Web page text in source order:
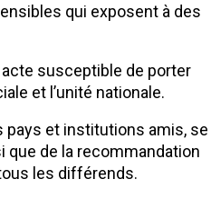
qui exposent à des
susceptible de porter
et l’unité nationale.
et institutions amis, se
que de la recommandation
les différends.